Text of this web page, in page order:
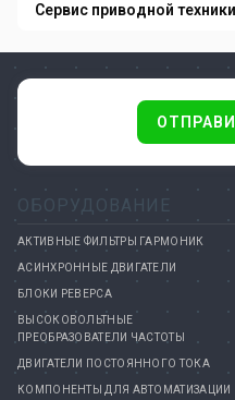
Сервис приводной техники
ОБОРУДОВАНИЕ
АКТИВНЫЕ ФИЛЬТРЫ ГАРМОНИК
АСИНХРОННЫЕ ДВИГАТЕЛИ
БЛОКИ РЕВЕРСА
ВЫСОКОВОЛЬТНЫЕ
ПРЕОБРАЗОВАТЕЛИ ЧАСТОТЫ
ДВИГАТЕЛИ ПОСТОЯННОГО ТОКА
КОМПОНЕНТЫ ДЛЯ АВТОМАТИЗАЦИИ